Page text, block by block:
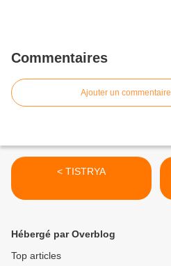
Commentaires
Ajouter un commentaire
< TISTRYA
Hébergé par Overblog
Top articles